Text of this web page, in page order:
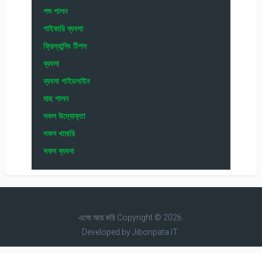
পশু পালন
পাইকারি ব্যবসা
ফ্রিল্যান্সিং টিপস
ব্যবসা
ব্যবসা গাইডলাইন
মাছ পালন
সফল উদ্যোক্তা
সফল খামারি
সফল ব্যবসা
এসো আয় করিCopyright © 2026.
Developed byJibonpata IT